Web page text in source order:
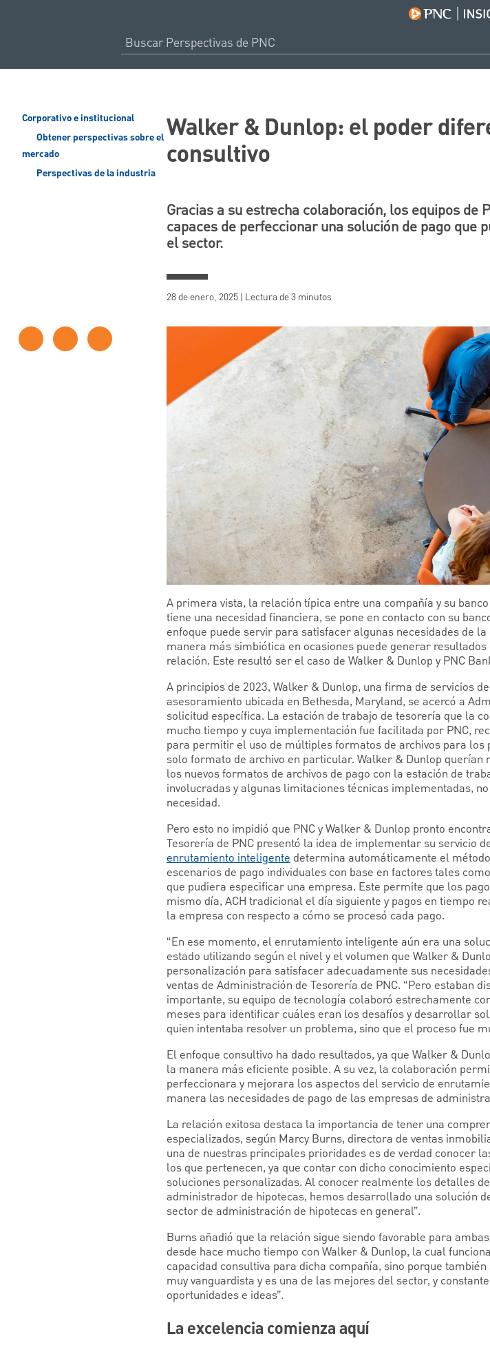
Corporativo e institucional
Obtener perspectivas sobre el
mercado
Perspectivas de la industria
Walker & Dunlop: el poder
consultivo
Gracias a su estrecha colaboración, los equipos de
capaces de perfeccionar una solución de pago
el sector.
28 de enero, 2025 | Lectura de 3 minutos
A primera vista, la relación típica entre una compañía y su
tiene una necesidad financiera, se pone en contacto con su
enfoque puede servir para satisfacer algunas necesidades de
manera más simbiótica en ocasiones puede generar
relación. Este resultó ser el caso de Walker & Dunlop y PNC
A principios de 2023, Walker & Dunlop, una firma de servicios
asesoramiento ubicada en Bethesda, Maryland, se acercó a
solicitud específica. La estación de trabajo de tesorería que la
mucho tiempo y cuya implementación fue facilitada por PNC,
para permitir el uso de múltiples formatos de archivos para los
solo formato de archivo en particular. Walker & Dunlop
los nuevos formatos de archivos de pago con la estación de
involucradas y algunas limitaciones técnicas implementadas,
necesidad.
Pero esto no impidió que PNC y Walker & Dunlop pronto
Tesorería de PNC presentó la idea de implementar su servicio
enrutamiento inteligente determina automáticamente el
escenarios de pago individuales con base en factores tales
que pudiera especificar una empresa. Este permite que los
mismo día, ACH tradicional el día siguiente y pagos en tiempo
la empresa con respecto a cómo se procesó cada pago.
“En ese momento, el enrutamiento inteligente aún era una
estado utilizando según el nivel y el volumen que Walker &
personalización para satisfacer adecuadamente sus
ventas de Administración de Tesorería de PNC. “Pero estaban
importante, su equipo de tecnología colaboró estrechamente
meses para identificar cuáles eran los desafíos y desarrollar
quien intentaba resolver un problema, sino que el proceso fue
El enfoque consultivo ha dado resultados, ya que Walker &
la manera más eficiente posible. A su vez, la colaboración
perfeccionara y mejorara los aspectos del servicio de
manera las necesidades de pago de las empresas de
La relación exitosa destaca la importancia de tener una
especializados, según Marcy Burns, directora de ventas
una de nuestras principales prioridades es de verdad conocer
los que pertenecen, ya que contar con dicho conocimiento
soluciones personalizadas. Al conocer realmente los detalles
administrador de hipotecas, hemos desarrollado una solución
sector de administración de hipotecas en general”.
Burns añadió que la relación sigue siendo favorable para
desde hace mucho tiempo con Walker & Dunlop, la cual
capacidad consultiva para dicha compañía, sino porque
muy vanguardista y es una de las mejores del sector, y
oportunidades e ideas”.
La excelencia comienza aquí